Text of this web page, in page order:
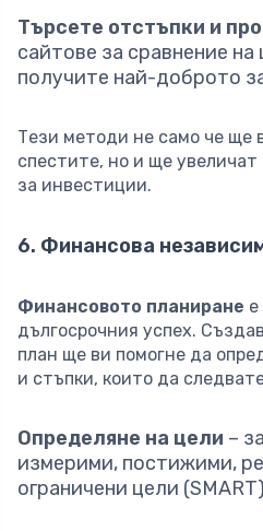
Търсете отстъпки и
сайтове за сравнение на
получите най-доброто
Тези методи не само че ще
спестите, но и ще
за инвестиции.
6. Финансова
Финансовото планиране
дългосрочния успех.
план ще ви помогне да
и стъпки, които да
Определяне на цели –
измерими, постижими,
ограничени цели